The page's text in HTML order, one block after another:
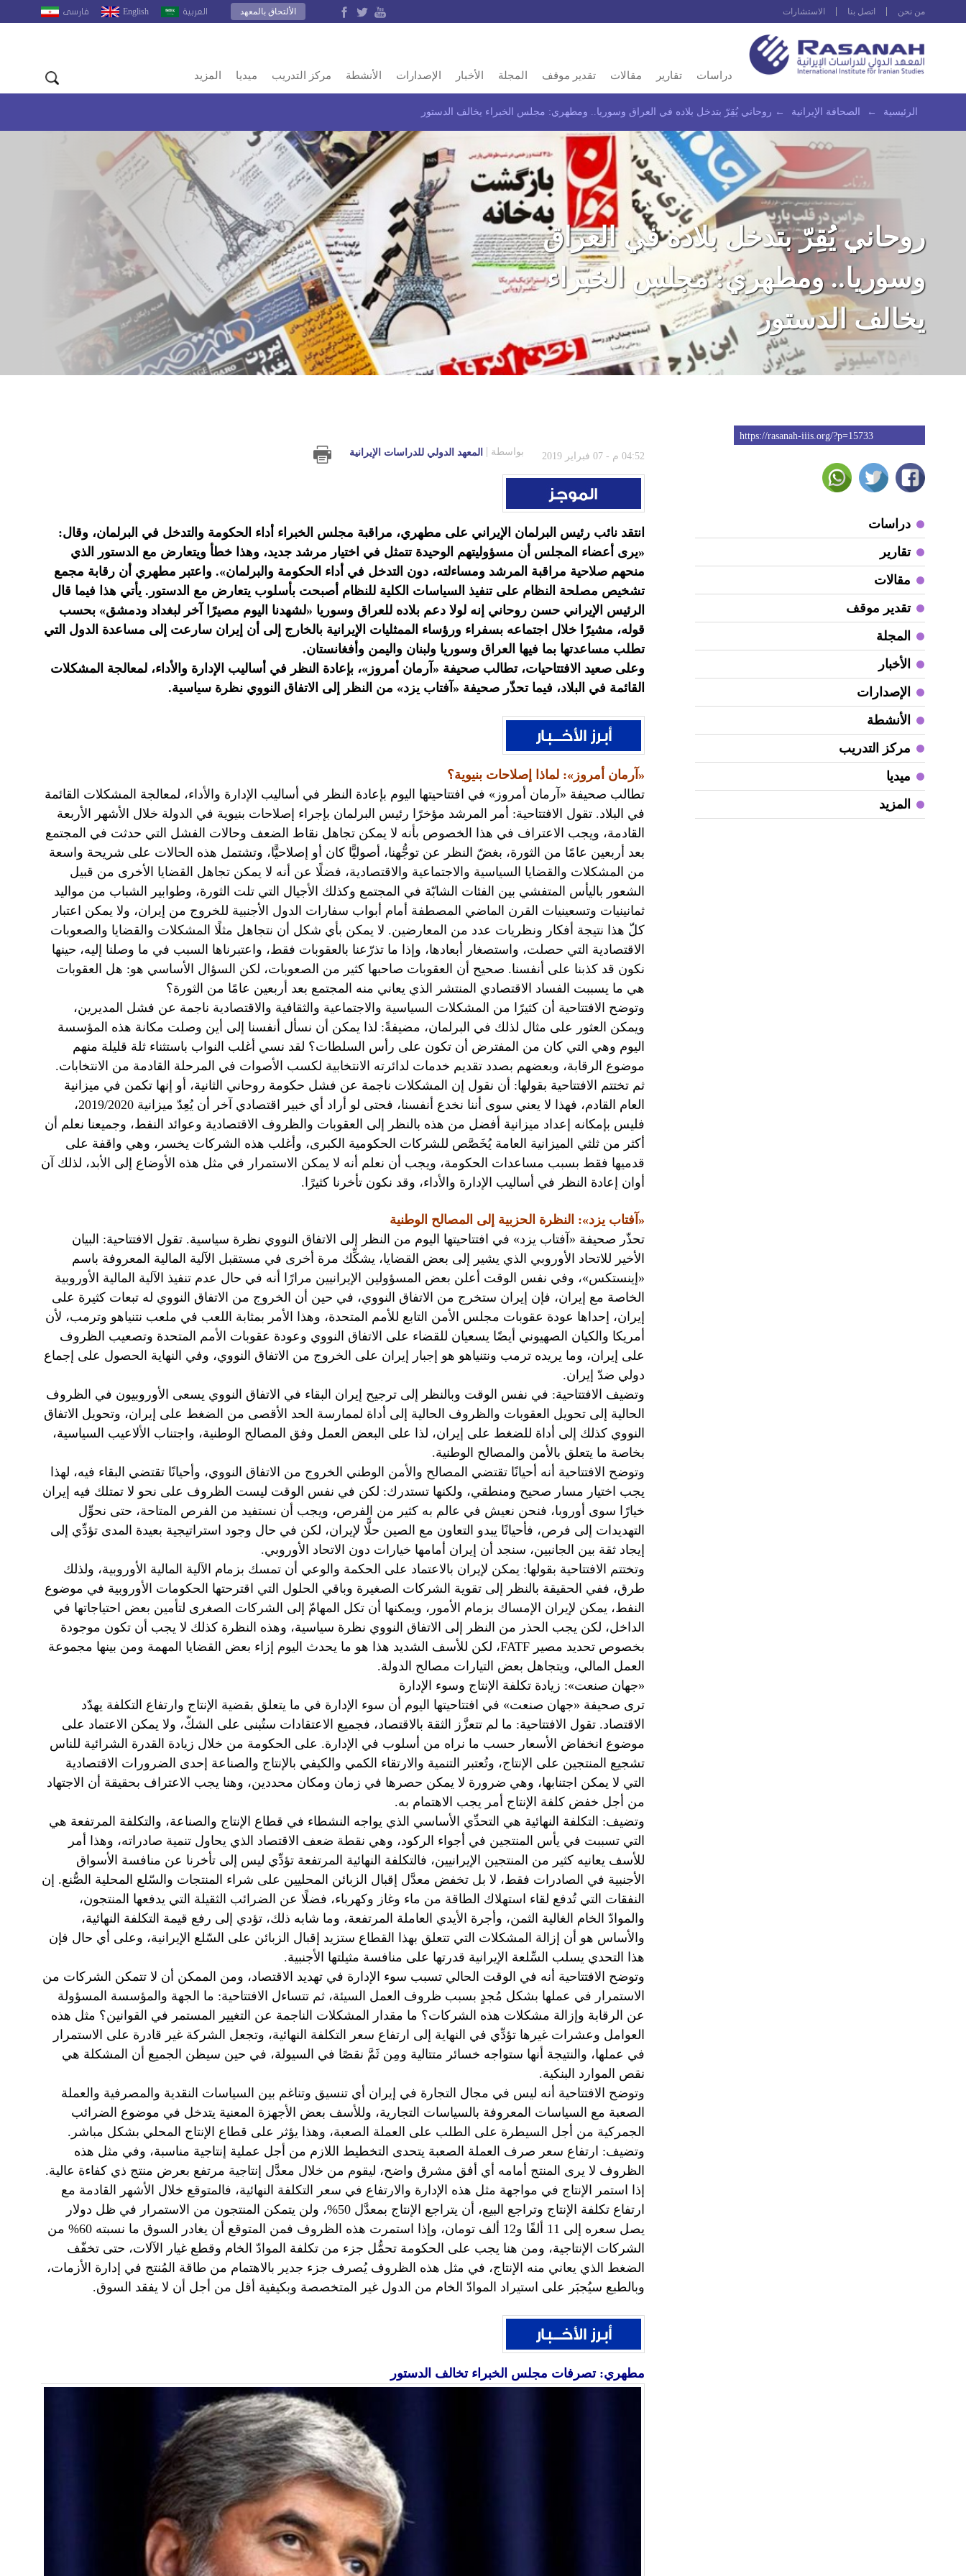
من نحن اتصل بنا الاستشارات العربية English فارسى الألتحاق بالمعهد
دراسات تقارير مقالات تقدير موقف المجلة الأخبار الإصدارات الأنشطة مركز التدريب ميديا المزيد
الرئيسية ← الصحافة الإيرانية ← روحاني يُقِرّ بتدخل بلاده في العراق وسوريا.. ومطهري: مجلس الخبراء يخالف الدستور
روحاني يُقِرّ بتدخل بلاده في العراق
وسوريا.. ومطهري: مجلس الخبراء
يخالف الدستور
https://rasanah-iiis.org/?p=15733
دراسات
تقارير
مقالات
تقدير موقف
المجلة
الأخبار
الإصدارات
الأنشطة
مركز التدريب
ميديا
المزيد
04:52 م - 07 فبراير 2019 بواسطة المعهد الدولي للدراسات الإيرانية
انتقد نائب رئيس البرلمان الإيراني على مطهري، مراقبة مجلس الخبراء أداء الحكومة والتدخل في البرلمان، وقال:
«يرى أعضاء المجلس أن مسؤوليتهم الوحيدة تتمثل في اختيار مرشد جديد، وهذا خطأ ويتعارض مع الدستور الذي
منحهم صلاحية مراقبة المرشد ومساءلته، دون التدخل في أداء الحكومة والبرلمان». واعتبر مطهري أن رقابة مجمع
تشخيص مصلحة النظام على تنفيذ السياسات الكلية للنظام أصبحت بأسلوب يتعارض مع الدستور. يأتي هذا فيما قال
الرئيس الإيراني حسن روحاني إنه لولا دعم بلاده للعراق وسوريا «لشهدنا اليوم مصيرًا آخر لبغداد ودمشق» بحسب
قوله، مشيرًا خلال اجتماعه بسفراء ورؤساء الممثليات الإيرانية بالخارج إلى أن إيران سارعت إلى مساعدة الدول التي
تطلب مساعدتها بما فيها العراق وسوريا ولبنان واليمن وأفغانستان.
وعلى صعيد الافتتاحيات، تطالب صحيفة «آرمان أمروز»، بإعادة النظر في أساليب الإدارة والأداء، لمعالجة المشكلات
القائمة في البلاد، فيما تحذّر صحيفة «آفتاب يزد» من النظر إلى الاتفاق النووي نظرة سياسية.
«آرمان أمروز»: لماذا إصلاحات بنيوية؟
تطالب صحيفة «آرمان أمروز» في افتتاحيتها اليوم بإعادة النظر في أساليب الإدارة والأداء، لمعالجة المشكلات القائمة
في البلاد. تقول الافتتاحية: أمر المرشد مؤخرًا رئيس البرلمان بإجراء إصلاحات بنيوية في الدولة خلال الأشهر الأربعة
القادمة، ويجب الاعتراف في هذا الخصوص بأنه لا يمكن تجاهل نقاط الضعف وحالات الفشل التي حدثت في المجتمع
بعد أربعين عامًا من الثورة، بغضّ النظر عن توجُّهنا، أصوليًّا كان أو إصلاحيًّا، وتشتمل هذه الحالات على شريحة واسعة
من المشكلات والقضايا السياسية والاجتماعية والاقتصادية، فضلًا عن أنه لا يمكن تجاهل القضايا الأخرى من قبيل
الشعور باليأس المتفشي بين الفئات الشابّة في المجتمع وكذلك الأجيال التي تلت الثورة، وطوابير الشباب من مواليد
ثمانينيات وتسعينيات القرن الماضي المصطفة أمام أبواب سفارات الدول الأجنبية للخروج من إيران، ولا يمكن اعتبار
كلّ هذا نتيجة أفكار ونظريات عدد من المعارضين. لا يمكن بأي شكل أن نتجاهل مثلًا المشكلات والقضايا والصعوبات
الاقتصادية التي حصلت، واستصغار أبعادها، وإذا ما تذرّعنا بالعقوبات فقط، واعتبرناها السبب في ما وصلنا إليه، حينها
نكون قد كذبنا على أنفسنا. صحيح أن العقوبات صاحبها كثير من الصعوبات، لكن السؤال الأساسي هو: هل العقوبات
هي ما يسببت الفساد الاقتصادي المنتشر الذي يعاني منه المجتمع بعد أربعين عامًا من الثورة؟
وتوضح الافتتاحية أن كثيرًا من المشكلات السياسية والاجتماعية والثقافية والاقتصادية ناجمة عن فشل المديرين،
ويمكن العثور على مثال لذلك في البرلمان، مضيفةً: لذا يمكن أن نسأل أنفسنا إلى أين وصلت مكانة هذه المؤسسة
اليوم وهي التي كان من المفترض أن تكون على رأس السلطات؟ لقد نسي أغلب النواب باستثناء ثلة قليلة منهم
موضوع الرقابة، وبعضهم بصدد تقديم خدمات لدائرته الانتخابية لكسب الأصوات في المرحلة القادمة من الانتخابات.
ثم تختتم الافتتاحية بقولها: أن نقول إن المشكلات ناجمة عن فشل حكومة روحاني الثانية، أو إنها تكمن في ميزانية
العام القادم، فهذا لا يعني سوى أننا نخدع أنفسنا، فحتى لو أراد أي خبير اقتصادي آخر أن يُعِدّ ميزانية 2019/2020،
فليس بإمكانه إعداد ميزانية أفضل من هذه بالنظر إلى العقوبات والظروف الاقتصادية وعوائد النفط، وجميعنا نعلم أن
أكثر من ثلثي الميزانية العامة يُخَصَّص للشركات الحكومية الكبرى، وأغلب هذه الشركات يخسر، وهي واقفة على
قدميها فقط بسبب مساعدات الحكومة، ويجب أن نعلم أنه لا يمكن الاستمرار في مثل هذه الأوضاع إلى الأبد، لذلك آن
أوان إعادة النظر في أساليب الإدارة والأداء، وقد نكون تأخرنا كثيرًا.
«آفتاب يزد»: النظرة الحزبية إلى المصالح الوطنية
تحذّر صحيفة «آفتاب يزد» في افتتاحيتها اليوم من النظر إلى الاتفاق النووي نظرة سياسية. تقول الافتتاحية: البيان
الأخير للاتحاد الأوروبي الذي يشير إلى بعض القضايا، يشكِّك مرة أخرى في مستقبل الآلية المالية المعروفة باسم
«إينستكس»، وفي نفس الوقت أعلن بعض المسؤولين الإيرانيين مرارًا أنه في حال عدم تنفيذ الآلية المالية الأوروبية
الخاصة مع إيران، فإن إيران ستخرج من الاتفاق النووي، في حين أن الخروج من الاتفاق النووي له تبعات كثيرة على
إيران، إحداها عودة عقوبات مجلس الأمن التابع للأمم المتحدة، وهذا الأمر بمثابة اللعب في ملعب نتنياهو وترمب، لأن
أمريكا والكيان الصهيوني أيضًا يسعيان للقضاء على الاتفاق النووي وعودة عقوبات الأمم المتحدة وتصعيب الظروف
على إيران، وما يريده ترمب ونتنياهو هو إجبار إيران على الخروج من الاتفاق النووي، وفي النهاية الحصول على إجماع
دولي ضدّ إيران.
وتضيف الافتتاحية: في نفس الوقت وبالنظر إلى ترجيح إيران البقاء في الاتفاق النووي يسعى الأوروبيون في الظروف
الحالية إلى تحويل العقوبات والظروف الحالية إلى أداة لممارسة الحد الأقصى من الضغط على إيران، وتحويل الاتفاق
النووي كذلك إلى أداة للضغط على إيران، لذا على البعض العمل وفق المصالح الوطنية، واجتناب الألاعيب السياسية،
بخاصة ما يتعلق بالأمن والمصالح الوطنية.
وتوضح الافتتاحية أنه أحيانًا تقتضي المصالح والأمن الوطني الخروج من الاتفاق النووي، وأحيانًا تقتضي البقاء فيه، لهذا
يجب اختيار مسار صحيح ومنطقي، ولكنها تستدرك: لكن في نفس الوقت ليست الظروف على نحو لا تمتلك فيه إيران
خيارًا سوى أوروبا، فنحن نعيش في عالم به كثير من الفرص، ويجب أن نستفيد من الفرص المتاحة، حتى نحوِّل
التهديدات إلى فرص، فأحيانًا يبدو التعاون مع الصين حلًّا لإيران، لكن في حال وجود استراتيجية بعيدة المدى تؤدِّي إلى
إيجاد ثقة بين الجانبين، سنجد أن إيران أمامها خيارات دون الاتحاد الأوروبي.
وتختتم الافتتاحية بقولها: يمكن لإيران بالاعتماد على الحكمة والوعي أن تمسك بزمام الآلية المالية الأوروبية، ولذلك
طرق، ففي الحقيقة بالنظر إلى تقوية الشركات الصغيرة وباقي الحلول التي اقترحتها الحكومات الأوروبية في موضوع
النفط، يمكن لإيران الإمساك بزمام الأمور، ويمكنها أن تكل المهامّ إلى الشركات الصغرى لتأمين بعض احتياجاتها في
الداخل، لكن يجب الحذر من النظر إلى الاتفاق النووي نظرة سياسية، وهذه النظرة كذلك لا يجب أن تكون موجودة
بخصوص تحديد مصير FATF، لكن للأسف الشديد هذا هو ما يحدث اليوم إزاء بعض القضايا المهمة ومن بينها مجموعة
العمل المالي، ويتجاهل بعض التيارات مصالح الدولة.
«جهان صنعت»: زيادة تكلفة الإنتاج وسوء الإدارة
ترى صحيفة «جهان صنعت» في افتتاحيتها اليوم أن سوء الإدارة في ما يتعلق بقضية الإنتاج وارتفاع التكلفة يهدّد
الاقتصاد. تقول الافتتاحية: ما لم تتعزَّز الثقة بالاقتصاد، فجميع الاعتقادات ستُبنى على الشكّ، ولا يمكن الاعتماد على
موضوع انخفاض الأسعار حسب ما نراه من أسلوب في الإدارة. على الحكومة من خلال زيادة القدرة الشرائية للناس
تشجيع المنتجين على الإنتاج، وتُعتبر التنمية والارتقاء الكمي والكيفي بالإنتاج والصناعة إحدى الضرورات الاقتصادية
التي لا يمكن اجتنابها، وهي ضرورة لا يمكن حصرها في زمان ومكان محددين، وهنا يجب الاعتراف بحقيقة أن الاجتهاد
من أجل خفض كلفة الإنتاج أمر يجب الاهتمام به.
وتضيف: التكلفة النهائية هي التحدِّي الأساسي الذي يواجه النشطاء في قطاع الإنتاج والصناعة، والتكلفة المرتفعة هي
التي تسببت في يأس المنتجين في أجواء الركود، وهي نقطة ضعف الاقتصاد الذي يحاول تنمية صادراته، وهذا أمر
للأسف يعانيه كثير من المنتجين الإيرانيين، فالتكلفة النهائية المرتفعة تؤدِّي ليس إلى تأخرنا عن منافسة الأسواق
الأجنبية في الصادرات فقط، لا بل تخفض معدَّل إقبال الزبائن المحليين على شراء المنتجات والسّلع المحلية الصُّنع. إن
النفقات التي تُدفع لقاء استهلاك الطاقة من ماء وغاز وكهرباء، فضلًا عن الضرائب الثقيلة التي يدفعها المنتجون،
والموادّ الخام الغالية الثمن، وأجرة الأيدي العاملة المرتفعة، وما شابه ذلك، تؤدي إلى رفع قيمة التكلفة النهائية،
والأساس هو أن إزالة المشكلات التي تتعلق بهذا القطاع ستزيد إقبال الزبائن على السّلع الإيرانية، وعلى أي حال فإن
هذا التحدي يسلب السِّلعة الإيرانية قدرتها على منافسة مثيلتها الأجنبية.
وتوضح الافتتاحية أنه في الوقت الحالي تسبب سوء الإدارة في تهديد الاقتصاد، ومن الممكن أن لا تتمكن الشركات من
الاستمرار في عملها بشكل مُجدٍ بسبب ظروف العمل السيئة، ثم تتساءل الافتتاحية: ما الجهة والمؤسسة المسؤولة
عن الرقابة وإزالة مشكلات هذه الشركات؟ ما مقدار المشكلات الناجمة عن التغيير المستمر في القوانين؟ مثل هذه
العوامل وعشرات غيرها تؤدِّي في النهاية إلى ارتفاع سعر التكلفة النهائية، وتجعل الشركة غير قادرة على الاستمرار
في عملها، والنتيجة أنها ستواجه خسائر متتالية ومِن ثَمَّ نقصًا في السيولة، في حين سيظن الجميع أن المشكلة هي
نقص الموارد البنكية.
وتوضح الافتتاحية أنه ليس في مجال التجارة في إيران أي تنسيق وتناغم بين السياسات النقدية والمصرفية والعملة
الصعبة مع السياسات المعروفة بالسياسات التجارية، وللأسف بعض الأجهزة المعنية يتدخل في موضوع الضرائب
الجمركية من أجل السيطرة على الطلب على العملة الصعبة، وهذا يؤثر على قطاع الإنتاج المحلي بشكل مباشر.
وتضيف: ارتفاع سعر صرف العملة الصعبة يتحدى التخطيط اللازم من أجل عملية إنتاجية مناسبة، وفي مثل هذه
الظروف لا يرى المنتج أمامه أي أفق مشرق واضح، ليقوم من خلال معدَّل إنتاجية مرتفع بعرض منتج ذي كفاءة عالية.
إذا استمر الإنتاج في مواجهة مثل هذه الإدارة والارتفاع في سعر التكلفة النهائية، فالمتوقع خلال الأشهر القادمة مع
ارتفاع تكلفة الإنتاج وتراجع البيع، أن يتراجع الإنتاج بمعدَّل 50%، ولن يتمكن المنتجون من الاستمرار في ظل دولار
يصل سعره إلى 11 ألفًا و12 ألف تومان، وإذا استمرت هذه الظروف فمن المتوقع أن يغادر السوق ما نسبته 60% من
الشركات الإنتاجية، ومن هنا يجب على الحكومة تحمُّل جزء من تكلفة الموادّ الخام وقطع غيار الآلات، حتى تخفّف
الضغط الذي يعاني منه الإنتاج، في مثل هذه الظروف يُصرف جزء جدير بالاهتمام من طاقة المُنتج في إدارة الأزمات،
وبالطبع سيُجبَر على استيراد الموادّ الخام من الدول غير المتخصصة وبكيفية أقل من أجل أن لا يفقد السوق.
مطهري: تصرفات مجلس الخبراء تخالف الدستور